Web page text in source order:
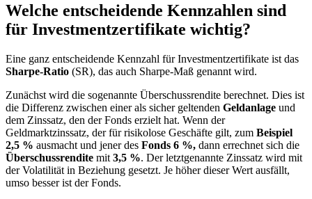
Welche entscheidende Kennzahlen sind
für Investmentzertifikate wichtig?
Eine ganz entscheidende Kennzahl für Investmentzertifikate ist das
Sharpe-Ratio (SR), das auch Sharpe-Maß genannt wird.
Zunächst wird die sogenannte Überschussrendite berechnet. Dies ist
die Differenz zwischen einer als sicher geltenden Geldanlage und
dem Zinssatz, den der Fonds erzielt hat. Wenn der
Geldmarktzinssatz, der für risikolose Geschäfte gilt, zum Beispiel
2,5 % ausmacht und jener des Fonds 6 %, dann errechnet sich die
Überschussrendite mit 3,5 %. Der letztgenannte Zinssatz wird mit
der Volatilität in Beziehung gesetzt. Je höher dieser Wert ausfällt,
umso besser ist der Fonds.